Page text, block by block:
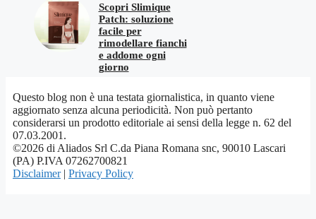
Scopri Slimique
Patch: soluzione
facile per
rimodellare fianchi
e addome ogni
giorno
Questo blog non è una testata giornalistica, in quanto viene
aggiornato senza alcuna periodicità. Non può pertanto
considerarsi un prodotto editoriale ai sensi della legge n. 62 del
07.03.2001.
©2026 di Aliados Srl C.da Piana Romana snc, 90010 Lascari
(PA) P.IVA 07262700821
Disclaimer| Privacy Policy